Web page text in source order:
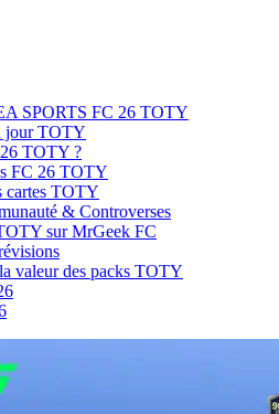
SPORTS FC 26 TOTY
jour TOTY
TOTY ?
FC 26 TOTY
cartes TOTY
& Controverses
sur MrGeek FC
valeur des packs TOTY